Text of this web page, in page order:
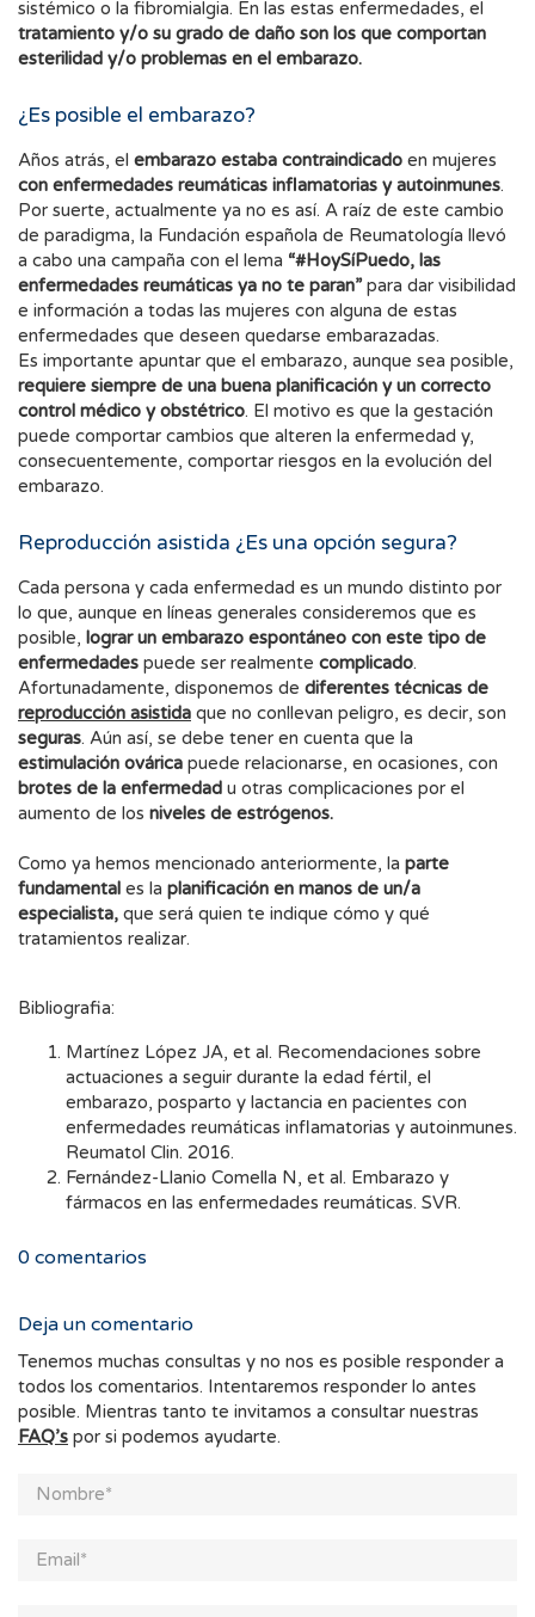
sistémico o la fibromialgia. En las estas enfermedades, el
tratamiento y/o su grado de daño son los que comportan
esterilidad y/o problemas en el embarazo.
¿Es posible el embarazo?
Años atrás, el embarazo estaba contraindicado en mujeres
con enfermedades reumáticas inflamatorias y autoinmunes.
Por suerte, actualmente ya no es así. A raíz de este cambio
de paradigma, la Fundación española de Reumatología llevó
a cabo una campaña con el lema “#HoySíPuedo, las
enfermedades reumáticas ya no te paran” para dar visibilidad
e información a todas las mujeres con alguna de estas
enfermedades que deseen quedarse embarazadas.
Es importante apuntar que el embarazo, aunque sea posible,
requiere siempre de una buena planificación y un correcto
control médico y obstétrico. El motivo es que la gestación
puede comportar cambios que alteren la enfermedad y,
consecuentemente, comportar riesgos en la evolución del
embarazo.
Reproducción asistida ¿Es una opción segura?
Cada persona y cada enfermedad es un mundo distinto por
lo que, aunque en líneas generales consideremos que es
posible, lograr un embarazo espontáneo con este tipo de
enfermedades puede ser realmente complicado.
Afortunadamente, disponemos de diferentes técnicas de
reproducción asistida que no conllevan peligro, es decir, son
seguras. Aún así, se debe tener en cuenta que la
estimulación ovárica puede relacionarse, en ocasiones, con
brotes de la enfermedad u otras complicaciones por el
aumento de los niveles de estrógenos.
Como ya hemos mencionado anteriormente, la parte
fundamental es la planificación en manos de un/a
especialista, que será quien te indique cómo y qué
tratamientos realizar.
Bibliografia:
Martínez López JA, et al. Recomendaciones sobre
actuaciones a seguir durante la edad fértil, el
embarazo, posparto y lactancia en pacientes con
enfermedades reumáticas inflamatorias y autoinmunes.
Reumatol Clin. 2016.
Fernández-Llanio Comella N, et al. Embarazo y
fármacos en las enfermedades reumáticas. SVR.
0 comentarios
Deja un comentario
Tenemos muchas consultas y no nos es posible responder a
todos los comentarios. Intentaremos responder lo antes
posible. Mientras tanto te invitamos a consultar nuestras
FAQ’s por si podemos ayudarte.